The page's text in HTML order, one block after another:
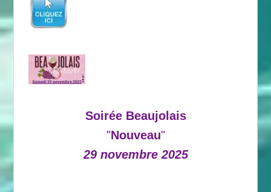
Soirée Beaujolais
"Nouveau"
29 novembre 2025